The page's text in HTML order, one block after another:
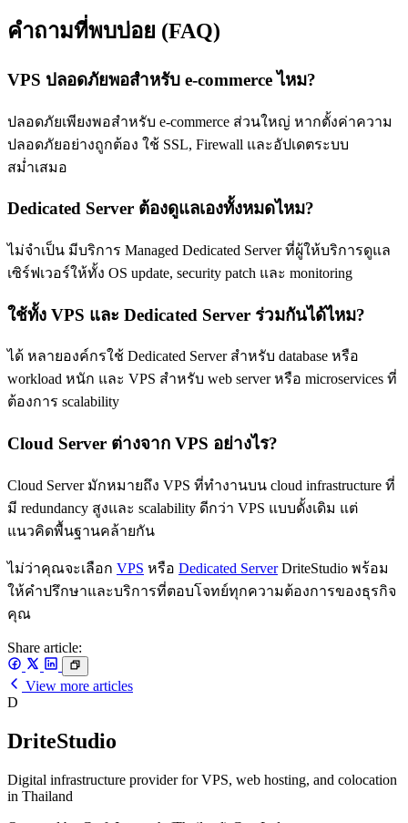
คำถามที่พบบ่อย (FAQ)
VPS ปลอดภัยพอสำหรับ e-commerce ไหม?
ปลอดภัยเพียงพอสำหรับ e-commerce ส่วนใหญ่ หากตั้งค่าความ
ปลอดภัยอย่างถูกต้อง ใช้ SSL, Firewall และอัปเดตระบบ
สม่ำเสมอ
Dedicated Server ต้องดูแลเองทั้งหมดไหม?
ไม่จำเป็น มีบริการ Managed Dedicated Server ที่ผู้ให้บริการดูแล
เซิร์ฟเวอร์ให้ทั้ง OS update, security patch และ monitoring
ใช้ทั้ง VPS และ Dedicated Server ร่วมกันได้ไหม?
ได้ หลายองค์กรใช้ Dedicated Server สำหรับ database หรือ
workload หนัก และ VPS สำหรับ web server หรือ microservices ที่
ต้องการ scalability
Cloud Server ต่างจาก VPS อย่างไร?
Cloud Server มักหมายถึง VPS ที่ทำงานบน cloud infrastructure ที่
มี redundancy สูงและ scalability ดีกว่า VPS แบบดั้งเดิม แต่
แนวคิดพื้นฐานคล้ายกัน
ไม่ว่าคุณจะเลือก VPS หรือ Dedicated ServerDriteStudio พร้อม
ให้คำปรึกษาและบริการที่ตอบโจทย์ทุกความต้องการของธุรกิจ
คุณ
Share article:
View more articles
D
DriteStudio
Digital infrastructure provider for VPS, web hosting, and colocation
in Thailand